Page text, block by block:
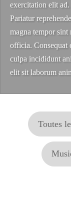
exercitation elit
Pariatur
magna tempor sint
officia. Consequat
culpa incididunt
elit sit laborum
Toutes